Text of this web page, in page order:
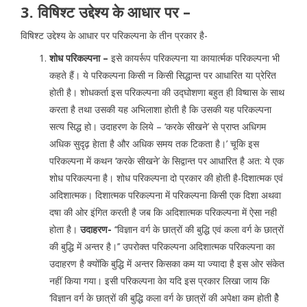
3. विषिश्ट उद्देश्य के आधार पर –
विषिश्ट उद्देश्य के आधार पर परिकल्पना के तीन प्रकार है-
शोध परिकल्पना – इसे कायर्रूप परिकल्पना या कायार्त्मक परिकल्पना भी
कहते हैं। ये परिकल्पना किसी न किसी सिद्धान्त पर आधारित या प्रेरित
होती है। शोधकर्ता इस परिकल्पना की उद्घोशणा बहुत ही विष्वास के साथ
करता है तथा उसकी यह अभिलाशा होती है कि उसकी यह परिकल्पना
सत्य सिद्ध हो। उदाहरण के लिये – ‘करके सीखने’ से प्राप्त अधिगम
अधिक सुदृढ़ हेाता है और अधिक समय तक टिकता है।’ चूकि इस
परिकल्पना में कथन ‘करके सीखने’ के सिद्वान्त पर आधारित है अत: ये एक
शोध परिकल्पना है। शोध परिकल्पना दो प्रकार की होती है-दिशात्मक एवं
अदिशात्मक। दिशात्मक परिकल्पना में परिकल्पना किसी एक दिशा अथवा
दषा की ओर इंगित करती है जब कि अदिशात्मक परिकल्पना में ऐसा नही
होता है।उदाहरण- ‘‘विज्ञान वर्ग के छात्रों की बुद्धि एवं कला वर्ग के छात्रों
की बुद्धि में अन्तर है।’’ उपरोक्त परिकल्पना अदिशात्मक परिकल्पना का
उदाहरण है क्योंकि बुद्धि में अन्तर किसका कम या ज्यादा है इस ओर संकेत
नहीं किया गया। इसी परिकल्पना केा यदि इस प्रकार लिखा जाय कि
‘विज्ञान वर्ग के छात्रों की बुद्धि कला वर्ग के छात्रों की अपेक्षा कम होती हेै